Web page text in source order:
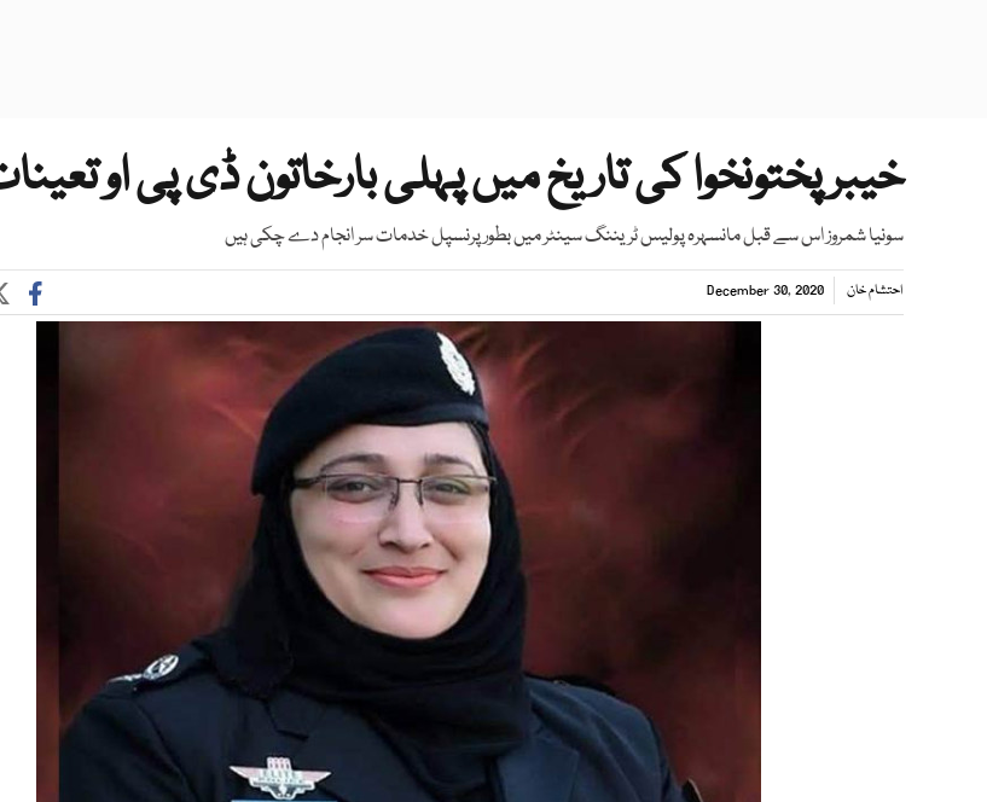
خیبر پختونخوا کی تاریخ میں پہلی بارخاتون ڈی پی او
سونیا شمروز اس سے قبل مانسہرہ پولیس ٹریننگ سینٹر میں بطور پرنسپل خدمات سر انجام دے چکی ہیں
احتشام خان December 30, 2020